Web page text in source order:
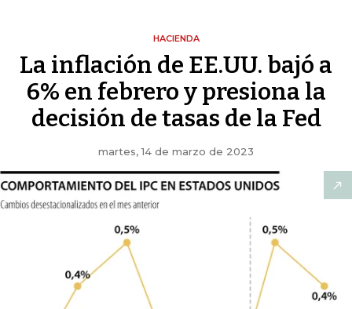
HACIENDA
La inflación de EE.UU. bajó a
6% en febrero y presiona la
decisión de tasas de la Fed
martes, 14 de marzo de 2023